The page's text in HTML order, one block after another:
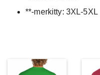
**-merkitty: 3XL-5XL